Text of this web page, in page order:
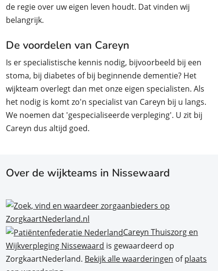
de regie over uw eigen leven houdt. Dat vinden wij
belangrijk.
De voordelen van Careyn
Is er specialistische kennis nodig, bijvoorbeeld bij een
stoma, bij diabetes of bij beginnende dementie? Het
wijkteam overlegt dan met onze eigen specialisten. Als
het nodig is komt zo'n specialist van Careyn bij u langs.
We noemen dat 'gespecialiseerde verpleging'. U zit bij
Careyn dus altijd goed.
Over de wijkteams in Nissewaard
Careyn Thuiszorg en
Wijkverpleging Nissewaard is gewaardeerd op
ZorgkaartNederland. Bekijk alle waarderingen ofplaats